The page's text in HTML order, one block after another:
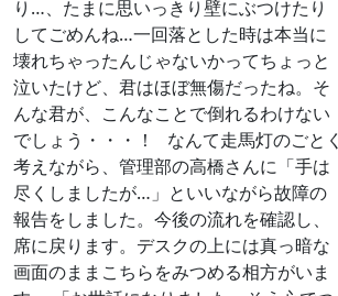
り…、たまに思いっきり壁にぶつけたり
してごめんね…一回落とした時は本当に
壊れちゃったんじゃないかってちょっと
泣いたけど、君はほぼ無傷だったね。そ
んな君が、こんなことで倒れるわけない
でしょう・・・！ なんて走馬灯のごとく
考えながら、管理部の高橋さんに「手は
尽くしましたが…」といいながら故障の
報告をしました。今後の流れを確認し、
席に戻ります。デスクの上には真っ暗な
画面のままこちらをみつめる相方がいま